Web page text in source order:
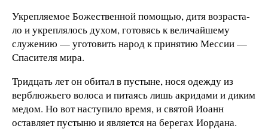
Укрепляемое Божественной помощью, дитя возраста­
ло и укреплялось духом, готовясь к величайшему
служе­нию — уготовить народ к принятию Мессии —
Спасителя мира.
Тридцать лет он обитал в пустыне, нося одежду из
верблюжьего волоса и питаясь лишь акридами и диким
медом. Но вот наступило время, и святой Иоанн
оставляет пустыню и является на берегах Иордана.